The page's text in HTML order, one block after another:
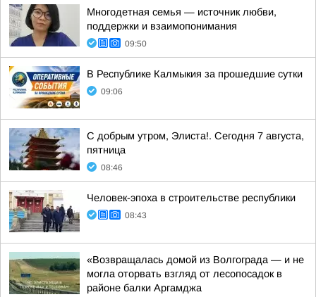
Многодетная семья — источник любви,
поддержки и взаимопонимания
09:50
В Республике Калмыкия за прошедшие сутки
09:06
С добрым утром, Элиста!. Сегодня 7 августа,
пятница
08:46
Человек-эпоха в строительстве республики
08:43
«Возвращалась домой из Волгограда — и не
могла оторвать взгляд от лесопосадок в
районе балки Аргамджа